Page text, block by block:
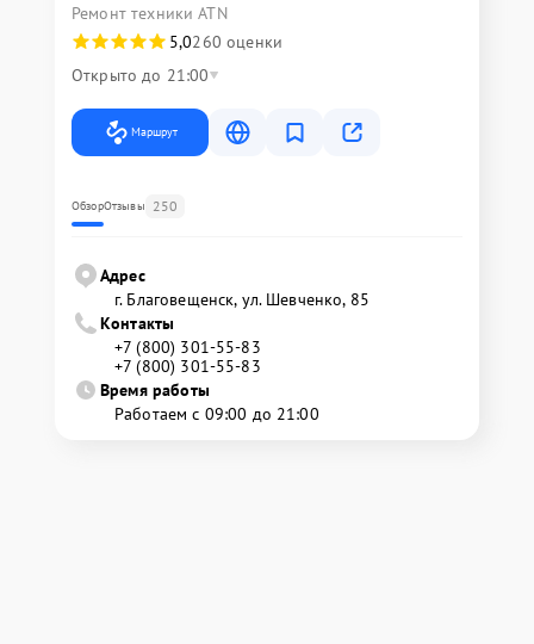
Ремонт техники ATN
5,0260 оценки
Открыто до 21:00
Маршрут
ОбзорОтзывы 250
Адрес
г. Благовещенск, ул. Шевченко, 85
Контакты
+7 (800) 301-55-83
+7 (800) 301-55-83
Время работы
Работаем с 09:00 до 21:00